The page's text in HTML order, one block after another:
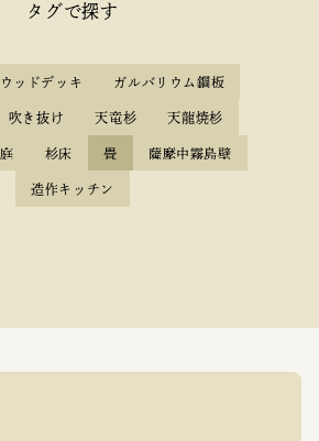
タグで探す
ウッドデッキ ガルバリウム鋼板
吹き抜け 天竜杉 天龍焼杉
庭 杉床 畳 薩摩中霧島壁
造作キッチン